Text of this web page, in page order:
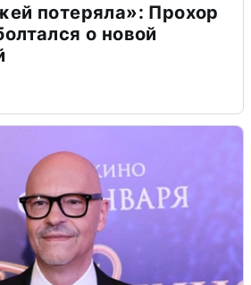
потеряла»: Прохор
о новой